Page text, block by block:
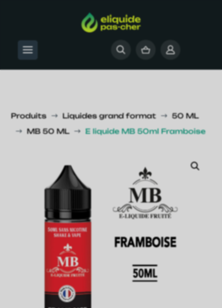
Produits $ Liquides grand format $ 50 ML
$ MB 50 ML $ E liquide MB 50ml Framboise